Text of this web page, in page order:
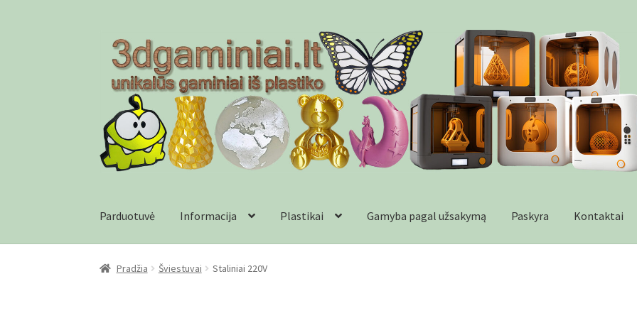
Pereiti
meniu
Pereiti
turinio
Parduotuvė Informacija Plastikai Gamyba pagal užsakymą Paskyra Kontaktai
PradžiaCheckout Gamyba pagal užsakymą
Pradžia Šviestuvai Staliniai 220V